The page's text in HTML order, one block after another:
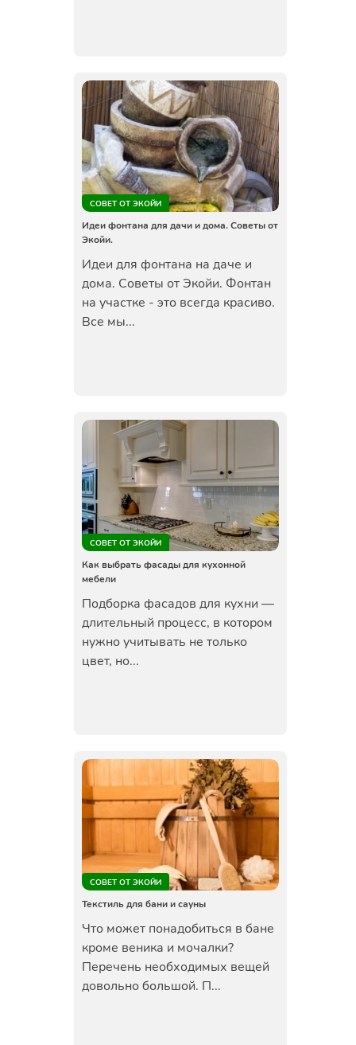
СОВЕТ ОТ ЭКОЙИ
Идеи фонтана для дачи и дома. Советы от
Экойи.
Идеи для фонтана на даче и
дома. Советы от Экойи. Фонтан
на участке - это всегда красиво.
Все мы...
СОВЕТ ОТ ЭКОЙИ
Как выбрать фасады для кухонной
мебели
Подборка фасадов для кухни —
длительный процесс, в котором
нужно учитывать не только
цвет, но...
СОВЕТ ОТ ЭКОЙИ
Текстиль для бани и сауны
Что может понадобиться в бане
кроме веника и мочалки?
Перечень необходимых вещей
довольно большой. П...